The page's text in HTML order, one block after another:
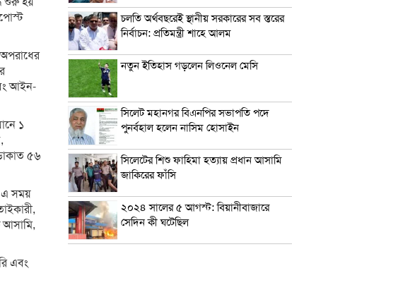
আইন-
১
৫৬
এ সময়
আসামি,
এবং
চলতি অর্থবছরেই স্থানীয় সরকারের সব স্তরের
নির্বাচন: প্রতিমন্ত্রী শাহে আলম
নতুন ইতিহাস গড়লেন লিওনেল মেসি
সিলেট মহানগর বিএনপির সভাপতি পদে
পুনর্বহাল হলেন নাসিম হোসাইন
সিলেটের শিশু ফাহিমা হত্যায় প্রধান আসামি
জাকিরের ফাঁসি
২০২৪ সালের ৫ আগস্ট: বিয়ানীবাজারে
সেদিন কী ঘটেছিল